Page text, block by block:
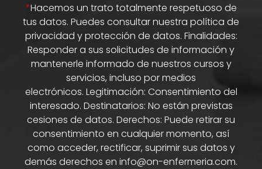
*Hacemos un trato totalmente respetuoso de
tus datos. Puedes consultar nuestra política de
privacidad y protección de datos. Finalidades:
Responder a sus solicitudes de información y
mantenerle informado de nuestros cursos y
servicios, incluso por medios
electrónicos. Legitimación: Consentimiento del
interesado. Destinatarios: No están previstas
cesiones de datos. Derechos: Puede retirar su
consentimiento en cualquier momento, así
como acceder, rectificar, suprimir sus datos y
demás derechos en info@on-enfermeria.com.